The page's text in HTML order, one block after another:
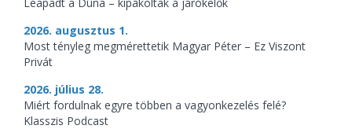
2026. augusztus 1.
Most tényleg megmérettetik Magyar Péter – Ez Viszont
Privát
2026. július 28.
Miért fordulnak egyre többen a vagyonkezelés felé?
Klasszis Podcast